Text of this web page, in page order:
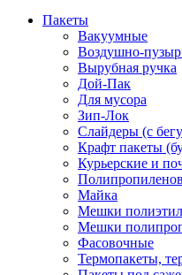
Пакеты
Вакуумные
Воздушно-
Вырубная ручка
Дой-Пак
Для мусора
Зип-Лок
Слайдеры (с
Крафт пакеты
Курьерские и
Майка
Мешки
Мешки
Фасовочные
Термопакеты,